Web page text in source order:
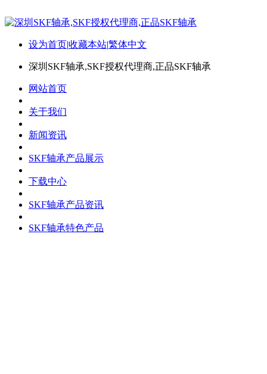
设为首页|收藏本站|繁体中文
深圳SKF轴承,SKF授权代理商,正品SKF轴承
网站首页
关于我们
新闻资讯
SKF轴承产品展示
下载中心
SKF轴承产品资讯
SKF轴承特色产品